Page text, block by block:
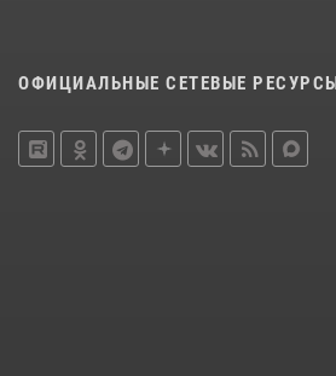
ОФИЦИАЛЬНЫЕ СЕТЕВЫЕ РЕСУРСЫ